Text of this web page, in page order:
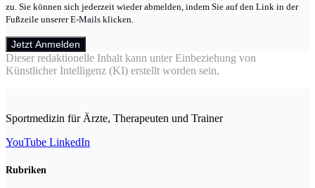
zu. Sie können sich jederzeit wieder abmelden, indem Sie auf den Link in der
Fußzeile unserer E-Mails klicken.
Jetzt Anmelden
Dieser redaktionelle Inhalt kann unter Einbeziehung von
Künstlicher Intelligenz (KI) erstellt worden sein.
Sportmedizin für Ärzte, Therapeuten und Trainer
YouTube LinkedIn
Rubriken